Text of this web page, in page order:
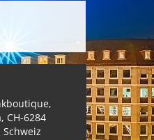
CH-6284